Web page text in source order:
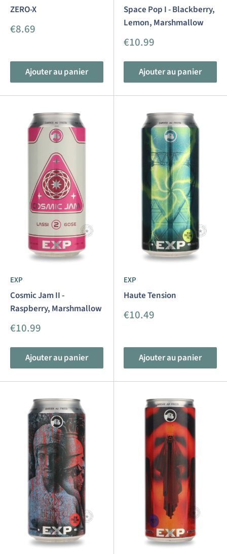
ZERO-X
Prix
€8.69
Ajouter au panier
Space Pop I - Blackberry,
Lemon, Marshmallow
Prix
€10.99
Ajouter au panier
EXP
Cosmic Jam II -
Raspberry, Marshmallow
Prix
€10.99
Ajouter au panier
EXP
Haute Tension
Prix
€10.49
Ajouter au panier